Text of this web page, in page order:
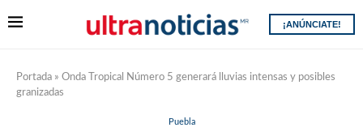
¡ANÚNCIATE!
Portada » Onda Tropical Número 5 generará lluvias intensas y posibles
granizadas
Puebla